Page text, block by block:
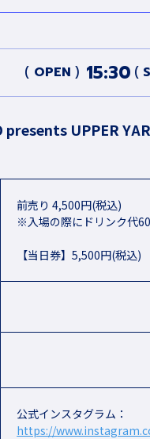
OPEN 15:30
presents UPPER
前売り 4,500円(税込)
※入場の際にドリンク代
【当日券】5,500円(税込)
公式インスタグラム：
https://